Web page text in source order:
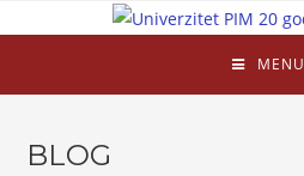
MENU
BLOG